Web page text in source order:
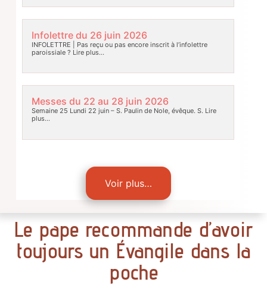
Infolettre du 26 juin 2026
INFOLETTRE | Pas reçu ou pas encore inscrit à l’infolettre
paroissiale ? Lire plus…
Messes du 22 au 28 juin 2026
Semaine 25 Lundi 22 juin – S. Paulin de Nole, évêque. S. Lire
plus…
Voir plus…
Le pape recommande d’avoir
toujours un Évangile dans la
poche